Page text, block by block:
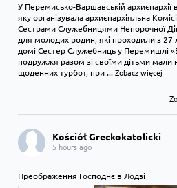
У Перемисько-Варшавській архиєпархії
яку організувала архиєпархіяльна
Сестрами Служебницями Непорочної
для молодих родин, які проходили з
домі Сестер Служебниць у Перемишлі
подружжя разом зі своїми дітьми мали
щоденних турбот, при...Zobacz więcej
Kościół Greckokatolicki
5 hours ago
Преображення Господнє в Лодзі